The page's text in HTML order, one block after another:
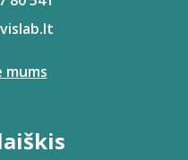
mums